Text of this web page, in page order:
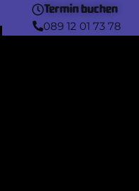
089 12 01 73 78
Termin buchen